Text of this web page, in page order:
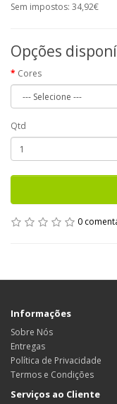
Sem impostos: 34,92€
Opções
Cores
Qtd
0
Informações
Sobre Nós
Entregas
Política de Privacidade
Termos e Condições
Serviços ao Cliente